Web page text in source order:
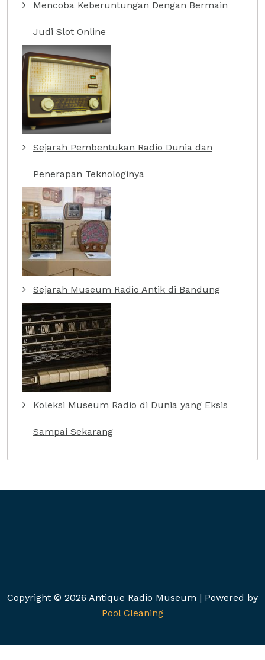
Mencoba Keberuntungan Dengan Bermain
Judi Slot Online
Sejarah Pembentukan Radio Dunia dan
Penerapan Teknologinya
Sejarah Museum Radio Antik di Bandung
Koleksi Museum Radio di Dunia yang Eksis
Sampai Sekarang
Copyright © 2026 Antique Radio Museum | Powered by
Pool Cleaning